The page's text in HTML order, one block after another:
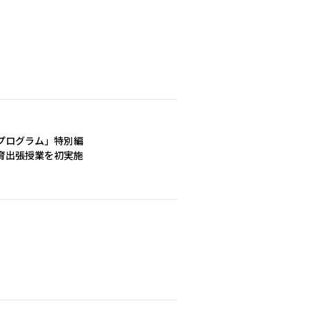
ログラム」特別編
出張授業を初実施